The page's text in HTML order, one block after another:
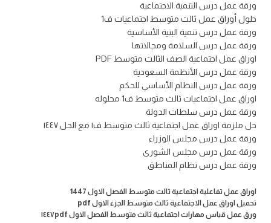
ورقة عمل درس التنمية الاجتماعية
حلول أوراق عمل ثالث متوسط اجتماعيات ف1
ورقة عمل درس تنمية البنية الأساسية
ورقة عمل درس السلامة ومجالاتها
اوراق عمل اجتماعية الصف الثالث متوسط PDF
ورقة عمل درس الأنظمة السعودية
ورقة عمل درس النظام الأساسي للحكم
اوراق عمل اجتماعيات ثالث متوسط ف1 محلوله
ورقة عمل درس سلطات الدولة
حل ملزمة اوراق عمل اجتماعية ثالث متوسط ف١ مع الحل ١٤٤٧
ورقة عمل درس مجلس الوزراء
ورقة عمل درس مجلس الشورى
ورقة عمل درس نظام المناطق
اوراق عمل تفاعلية اجتماعية ثالث متوسط الفصل الاول 1447
تحميل اوراق عمل الاجتماعية ثالث متوسط الجزء الاول pdf
ورق عمل قياس مهارات اجتماعية ثالث متوسط الفصل الاول ١٤٤٧pdf